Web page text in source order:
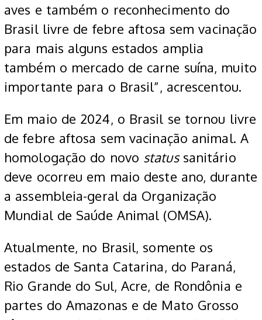
aves e também o reconhecimento do
Brasil livre de febre aftosa sem vacinação
para mais alguns estados amplia
também o mercado de carne suína, muito
importante para o Brasil”, acrescentou.
Em maio de 2024, o Brasil se tornou livre
de febre aftosa sem vacinação animal. A
homologação do novo statussanitário
deve ocorreu em maio deste ano, durante
a assembleia-geral da Organização
Mundial de Saúde Animal (OMSA).
Atualmente, no Brasil, somente os
estados de Santa Catarina, do Paraná,
Rio Grande do Sul, Acre, de Rondônia e
partes do Amazonas e de Mato Grosso